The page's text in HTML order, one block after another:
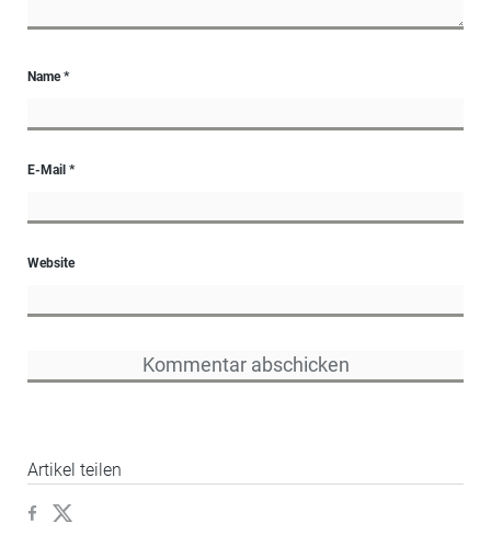
Name*
E-Mail *
Website
Artikel teilen